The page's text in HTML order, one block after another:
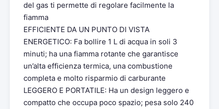
del gas ti permette di regolare facilmente la
fiamma
EFFICIENTE DA UN PUNTO DI VISTA
ENERGETICO: Fa bollire 1 L di acqua in soli 3
minuti; ha una fiamma rotante che garantisce
un’alta efficienza termica, una combustione
completa e molto risparmio di carburante
LEGGERO E PORTATILE: Ha un design leggero e
compatto che occupa poco spazio; pesa solo 240